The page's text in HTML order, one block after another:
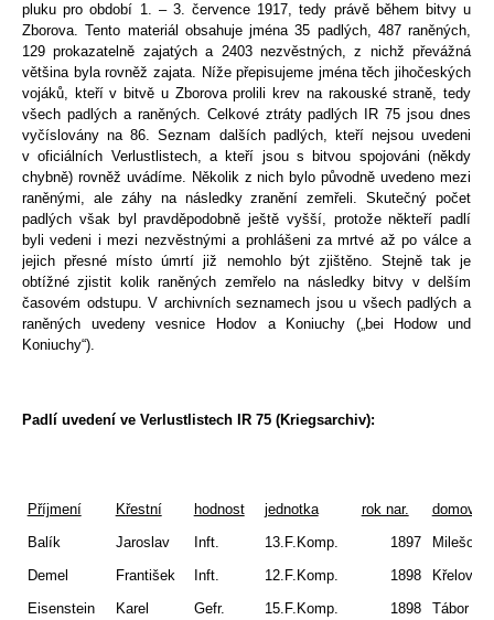
pluku pro období 1. – 3. července 1917, tedy právě během bitvy u
Zborova. Tento materiál obsahuje jména 35 padlých, 487 raněných,
129 prokazatelně zajatých a 2403 nezvěstných, z nichž převážná
většina byla rovněž zajata. Níže přepisujeme jména těch jihočeských
vojáků, kteří v bitvě u Zborova prolili krev na rakouské straně, tedy
všech padlých a raněných. Celkové ztráty padlých IR 75 jsou dnes
vyčíslovány na 86. Seznam dalších padlých, kteří nejsou uvedeni
v oficiálních Verlustlistech, a kteří jsou s bitvou spojováni (někdy
chybně) rovněž uvádíme. Několik z nich bylo původně uvedeno mezi
raněnými, ale záhy na následky zranění zemřeli. Skutečný počet
padlých však byl pravděpodobně ještě vyšší, protože někteří padlí
byli vedeni i mezi nezvěstnými a prohlášeni za mrtvé až po válce a
jejich přesné místo úmrtí již nemohlo být zjištěno. Stejně tak je
obtížné zjistit kolik raněných zemřelo na následky bitvy v delším
časovém odstupu. V archivních seznamech jsou u všech padlých a
raněných uvedeny vesnice Hodov a Koniuchy („bei Hodow und
Koniuchy“).
Padlí uvedení ve Verlustlistech IR 75 (Kriegsarchiv):
Příjmení Křestní hodnost jednotka rok nar.
Balík
Jaroslav Inft. 13.F.Komp. 1897
Milešov
Demel
František Inft. 12.F.Komp. 1898
Křelovice
Eisenstein
Karel Gefr. 15.F.Komp. 1898
Tábor